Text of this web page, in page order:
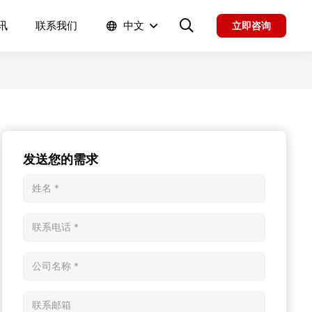
联系我们 中文 立即咨询
发送您的需求